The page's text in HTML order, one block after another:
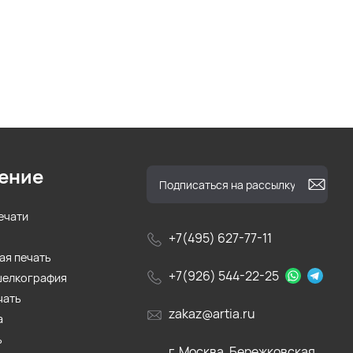
+7(495) 627-77-11
+7(926) 544-22-25
zakaz@artia.ru
печать